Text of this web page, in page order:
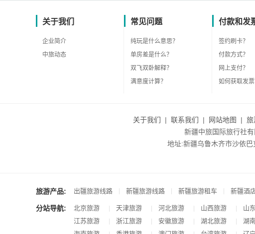
关于我们
企业简介
中旅动态
常见问题
纯玩是什么意思？
单房差是什么？
双飞双卧解释？
满意度计算？
付款和发
签约刷卡？
付款方式？
网上支付？
如何获取发票
关于我们 | 联系我们 | 网站地图 | 旅
新疆中旅国际旅行社
地址:新疆乌鲁木齐市沙依
旅游产品: 出疆旅游线路 | 新疆旅游线路 | 新疆旅游租车 | 新疆酒
分站导航: 北京旅游 | 天津旅游 | 河北旅游 | 山西旅游 | 山
江苏旅游 | 浙江旅游 | 安徽旅游 | 湖北旅游 | 湖